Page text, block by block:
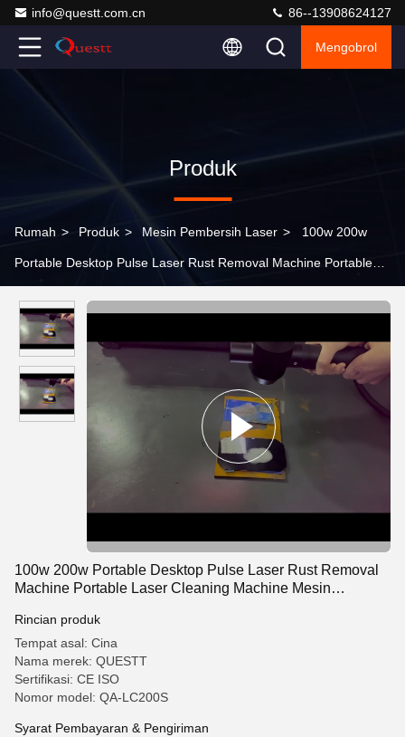
info@questt.com.cn 86--13908624127
Mengobrol
Produk
Rumah > Produk > Mesin Pembersih Laser > 100w 200w
Portable Desktop Pulse Laser Rust Removal Machine Portable
100w 200w Portable Desktop Pulse Laser Rust Removal
Machine Portable Laser Cleaning Machine Mesin
Rincian produk
Tempat asal: Cina
Nama merek: QUESTT
Sertifikasi: CE ISO
Nomor model: QA-LC200S
Syarat Pembayaran & Pengiriman